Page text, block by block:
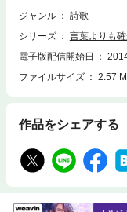
ジャンル
詩歌
シリーズ
言葉よりも
電子版配信開始日
ファイルサイズ
2.57
作品をシェアする